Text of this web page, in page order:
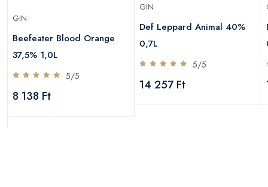
GIN
Beefeater Blood Orange
37,5% 1,0L
5/5
8 138 Ft
GIN
Def Leppard Animal 40%
0,7L
5/5
14 257 Ft